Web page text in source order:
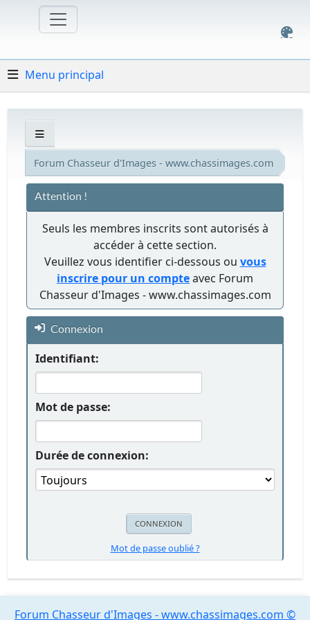
Menu principal
Forum Chasseur d'Images - www.chassimages.com
Attention !
Seuls les membres inscrits sont autorisés à
accéder à cette section.
Veuillez vous identifier ci-dessous ou vous
inscrire pour un compteavec Forum
Chasseur d'Images - www.chassimages.com
Connexion
Identifiant:
Mot de passe:
Durée de connexion:
Mot de passe oublié ?
Forum Chasseur d'Images - www.chassimages.com ©